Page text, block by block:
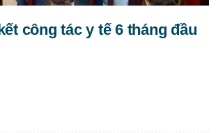
công tác y tế 6 tháng đầu